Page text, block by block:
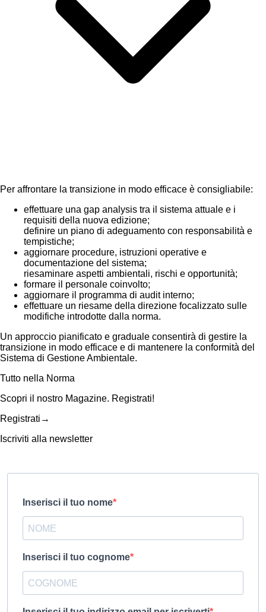
Per affrontare la transizione in modo efficace è consigliabile:
effettuare una gap analysis tra il sistema attuale e i
requisiti della nuova edizione;
definire un piano di adeguamento con responsabilità e
tempistiche;
aggiornare procedure, istruzioni operative e
documentazione del sistema;
riesaminare aspetti ambientali, rischi e opportunità;
formare il personale coinvolto;
aggiornare il programma di audit interno;
effettuare un riesame della direzione focalizzato sulle
modifiche introdotte dalla norma.
Un approccio pianificato e graduale consentirà di gestire la
transizione in modo efficace e di mantenere la conformità del
Sistema di Gestione Ambientale.
Tutto nella Norma
Scopri il nostro Magazine. Registrati!
Registrati →
Iscriviti alla newsletter
Inserisci il tuo nome
Inserisci il tuo cognome